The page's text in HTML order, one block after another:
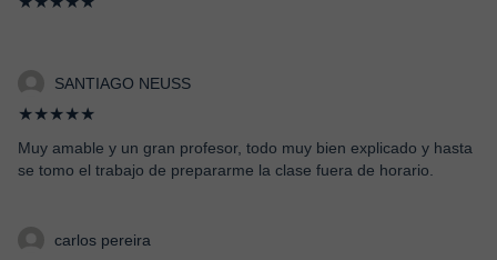
SANTIAGO NEUSS
★★★★★
Muy amable y un gran profesor, todo muy bien explicado y hasta
se tomo el trabajo de prepararme la clase fuera de horario.
carlos pereira